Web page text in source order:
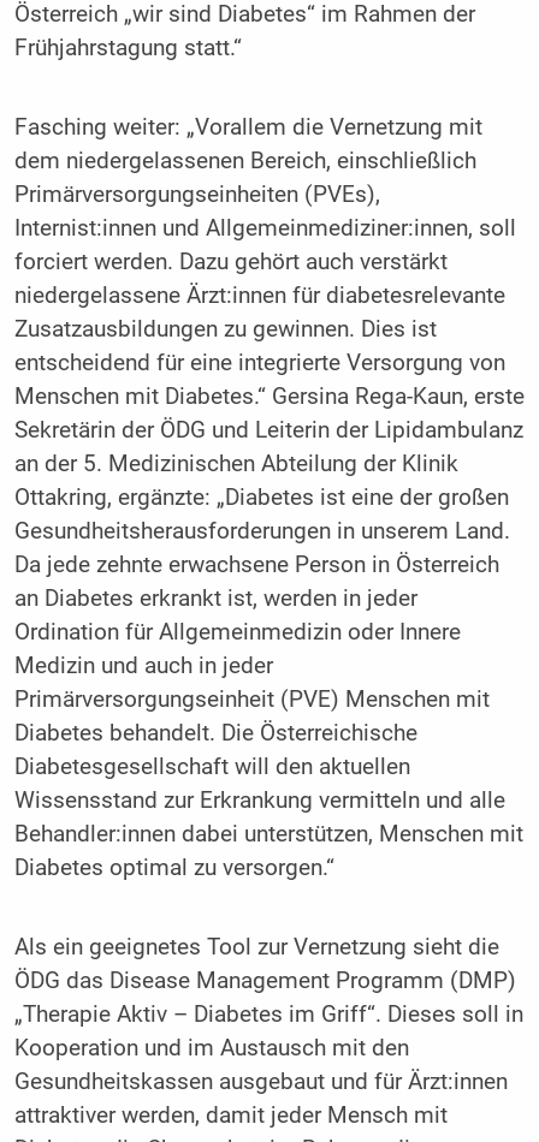
Österreich „wir sind Diabetes“ im Rahmen der
Frühjahrstagung statt.“
Fasching weiter: „Vorallem die Vernetzung mit
dem niedergelassenen Bereich, einschließlich
Primärversorgungseinheiten (PVEs),
Internist:innen und Allgemeinmediziner:innen, soll
forciert werden. Dazu gehört auch verstärkt
niedergelassene Ärzt:innen für diabetesrelevante
Zusatzausbildungen zu gewinnen. Dies ist
entscheidend für eine integrierte Versorgung von
Menschen mit Diabetes.“ Gersina Rega-Kaun, erste
Sekretärin der ÖDG und Leiterin der Lipidambulanz
an der 5. Medizinischen Abteilung der Klinik
Ottakring, ergänzte: „Diabetes ist eine der großen
Gesundheitsherausforderungen in unserem Land.
Da jede zehnte erwachsene Person in Österreich
an Diabetes erkrankt ist, werden in jeder
Ordination für Allgemeinmedizin oder Innere
Medizin und auch in jeder
Primärversorgungseinheit (PVE) Menschen mit
Diabetes behandelt. Die Österreichische
Diabetesgesellschaft will den aktuellen
Wissensstand zur Erkrankung vermitteln und alle
Behandler:innen dabei unterstützen, Menschen mit
Diabetes optimal zu versorgen.“
Als ein geeignetes Tool zur Vernetzung sieht die
ÖDG das Disease Management Programm (DMP)
„Therapie Aktiv – Diabetes im Griff“. Dieses soll in
Kooperation und im Austausch mit den
Gesundheitskassen ausgebaut und für Ärzt:innen
attraktiver werden, damit jeder Mensch mit